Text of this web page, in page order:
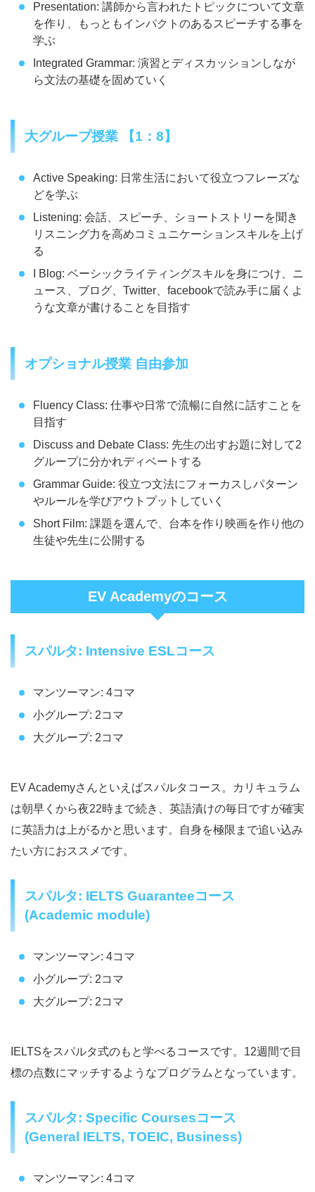
Presentation: 講師から言われたトピックについて文章
を作り、もっともインパクトのあるスピーチする事を
学ぶ
Integrated Grammar: 演習とディスカッションしなが
ら文法の基礎を固めていく
大グループ授業 【1：8】
Active Speaking: 日常生活において役立つフレーズな
どを学ぶ
Listening: 会話、スピーチ、ショートストリーを聞き
リスニング力を高めコミュニケーションスキルを上げ
る
I Blog: ベーシックライティングスキルを身につけ、ニ
ュース、ブログ、Twitter、facebookで読み手に届くよ
うな文章が書けることを目指す
オプショナル授業 自由参加
Fluency Class: 仕事や日常で流暢に自然に話すことを
目指す
Discuss and Debate Class: 先生の出すお題に対して2
グループに分かれディベートする
Grammar Guide: 役立つ文法にフォーカスしパターン
やルールを学びアウトプットしていく
Short Film: 課題を選んで、台本を作り映画を作り他の
生徒や先生に公開する
EV Academyのコース
スパルタ: Intensive ESLコース
マンツーマン: 4コマ
小グループ: 2コマ
大グループ: 2コマ
EV Academyさんといえばスパルタコース。カリキュラム
は朝早くから夜22時まで続き、英語漬けの毎日ですが確実
に英語力は上がるかと思います。自身を極限まで追い込み
たい方におススメです。
スパルタ: IELTS Guaranteeコース
(Academic module)
マンツーマン: 4コマ
小グループ: 2コマ
大グループ: 2コマ
IELTSをスパルタ式のもと学べるコースです。12週間で目
標の点数にマッチするようなプログラムとなっています。
スパルタ: Specific Coursesコース
(General IELTS, TOEIC, Business)
マンツーマン: 4コマ